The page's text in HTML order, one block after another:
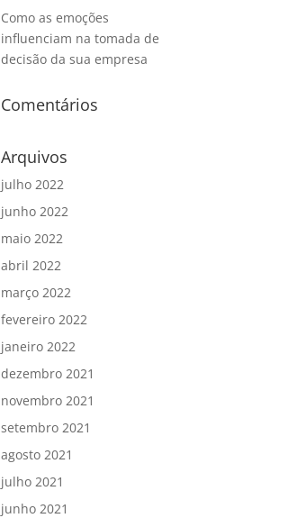
Como as emoções
influenciam na tomada de
decisão da sua empresa
Comentários
Arquivos
julho 2022
junho 2022
maio 2022
abril 2022
março 2022
fevereiro 2022
janeiro 2022
dezembro 2021
novembro 2021
setembro 2021
agosto 2021
julho 2021
junho 2021